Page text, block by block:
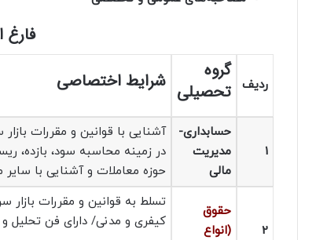
فارغ
ردیف
گروه
تحصیلی شرایط اختصاصی
1
حسابداری-
مدیریت
مالی
آشنایی با قوانین و مقررات
در زمینه محاسبه سود، بازده،
حوزه معاملات و آشنایی با سایر
2
حقوق
(انواع
تسلط به قوانین و مقررات
کیفری و مدنی/ دارای فن تحلیل